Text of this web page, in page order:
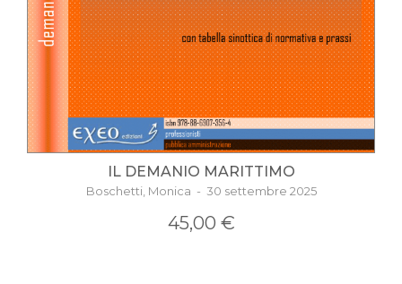
IL DEMANIO MARITTIMO
Boschetti, Monica - 30 settembre 2025
45,00 €